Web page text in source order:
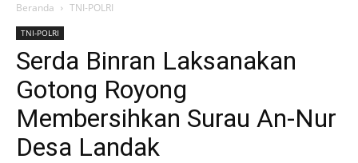
Beranda TNI-POLRI
TNI-POLRI
Serda Binran Laksanakan
Gotong Royong
Membersihkan Surau An-Nur
Desa Landak